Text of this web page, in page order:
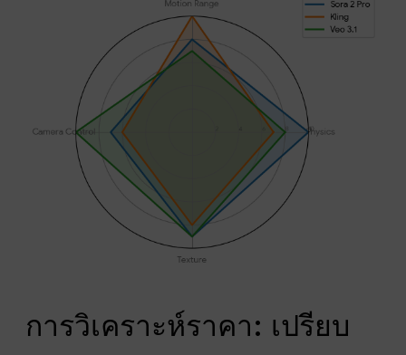
การวิเคราะห์ราคา: เปรียบ